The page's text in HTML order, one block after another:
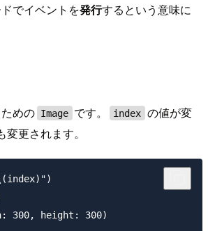
でイベントを発行するという意味に
めの Image です。 index の値が変
変更されます。
300, height: 300)